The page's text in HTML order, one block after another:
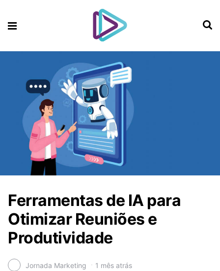
Ferramentas de IA para
Otimizar Reuniões e
Produtividade
Jornada Marketing 1 mês atrás